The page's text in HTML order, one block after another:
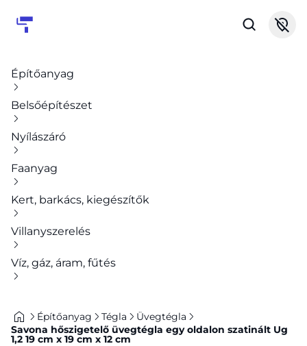
Építőanyag
Belsőépítészet
Nyílászáró
Faanyag
Kert, barkács, kiegészítők
Villanyszerelés
Víz, gáz, áram, fűtés
Építőanyag Tégla
Üvegtégla
Savona hőszigetelő üvegtégla egy oldalon szatinált Ug
1,2 19 cm x 19 cm x 12 cm